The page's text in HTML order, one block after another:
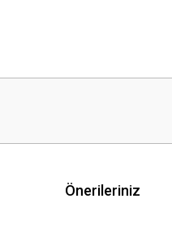
Önerileriniz